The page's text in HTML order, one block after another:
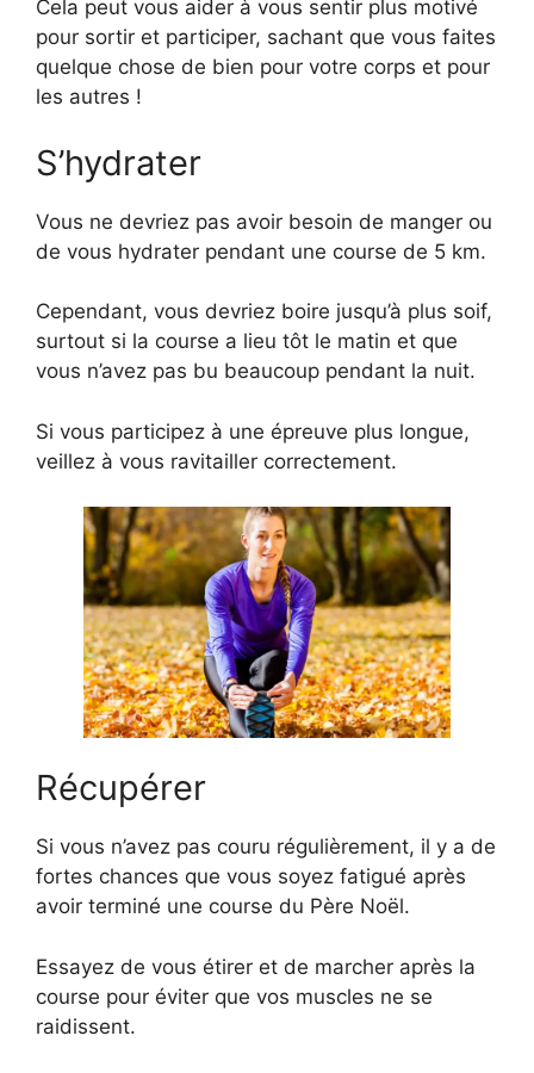
Cela peut vous aider à vous sentir plus motivé
pour sortir et participer, sachant que vous faites
quelque chose de bien pour votre corps et pour
les autres !
S’hydrater
Vous ne devriez pas avoir besoin de manger ou
de vous hydrater pendant une course de 5 km.
Cependant, vous devriez boire jusqu’à plus soif,
surtout si la course a lieu tôt le matin et que
vous n’avez pas bu beaucoup pendant la nuit.
Si vous participez à une épreuve plus longue,
veillez à vous ravitailler correctement.
Récupérer
Si vous n’avez pas couru régulièrement, il y a de
fortes chances que vous soyez fatigué après
avoir terminé une course du Père Noël.
Essayez de vous étirer et de marcher après la
course pour éviter que vos muscles ne se
raidissent.